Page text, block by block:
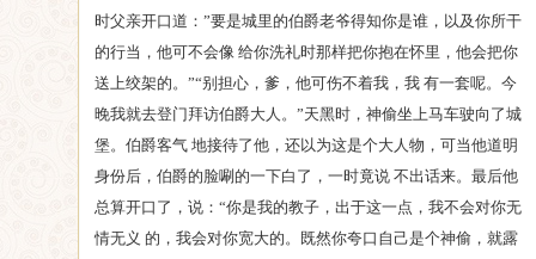
时父亲开口道：”要是城里的伯爵老爷得知你是谁，以及你所干
的行当，他可不会像 给你洗礼时那样把你抱在怀里，他会把你
送上绞架的。”“别担心，爹，他可伤不着我，我 有一套呢。今
晚我就去登门拜访伯爵大人。”天黑时，神偷坐上马车驶向了城
堡。伯爵客气 地接待了他，还以为这是个大人物，可当他道明
身份后，伯爵的脸唰的一下白了，一时竟说 不出话来。最后他
总算开口了，说：“你是我的教子，出于这一点，我不会对你无
情无义 的，我会对你宽大的。既然你夸口自己是个神偷，就露